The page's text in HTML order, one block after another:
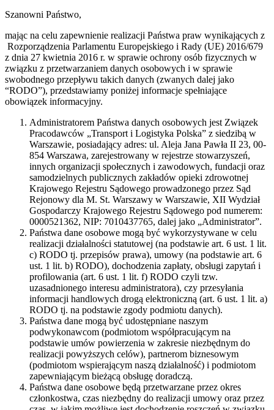
Szanowni Państwo,
mając na celu zapewnienie realizacji Państwa praw wynikających z
Rozporządzenia Parlamentu Europejskiego i Rady (UE) 2016/679
z dnia 27 kwietnia 2016 r. w sprawie ochrony osób fizycznych w
związku z przetwarzaniem danych osobowych i w sprawie
swobodnego przepływu takich danych (zwanych dalej jako
“RODO”), przedstawiamy poniżej informacje spełniające
obowiązek informacyjny.
Administratorem Państwa danych osobowych jest Związek
Pracodawców „Transport i Logistyka Polska” z siedzibą w
Warszawie, posiadający adres: ul. Aleja Jana Pawła II 23, 00-
854 Warszawa, zarejestrowany w rejestrze stowarzyszeń,
innych organizacji społecznych i zawodowych, fundacji oraz
samodzielnych publicznych zakładów opieki zdrowotnej
Krajowego Rejestru Sądowego prowadzonego przez Sąd
Rejonowy dla M. St. Warszawy w Warszawie, XII Wydział
Gospodarczy Krajowego Rejestru Sądowego pod numerem:
0000521362, NIP: 7010437765, dalej jako „Administrator”.
Państwa dane osobowe mogą być wykorzystywane w celu
realizacji działalności statutowej (na podstawie art. 6 ust. 1 lit.
c) RODO tj. przepisów prawa), umowy (na podstawie art. 6
ust. 1 lit. b) RODO), dochodzenia zapłaty, obsługi zapytań i
profilowania (art. 6 ust. 1 lit. f) RODO czyli tzw.
uzasadnionego interesu administratora), czy przesyłania
informacji handlowych drogą elektroniczną (art. 6 ust. 1 lit. a)
RODO tj. na podstawie zgody podmiotu danych).
Państwa dane mogą być udostępniane naszym
podwykonawcom (podmiotom współpracującym na
podstawie umów powierzenia w zakresie niezbędnym do
realizacji powyższych celów), partnerom biznesowym
(podmiotom wspierającym naszą działalność) i podmiotom
zapewniającym bieżącą obsługę doradczą.
Państwa dane osobowe będą przetwarzane przez okres
członkostwa, czas niezbędny do realizacji umowy oraz przez